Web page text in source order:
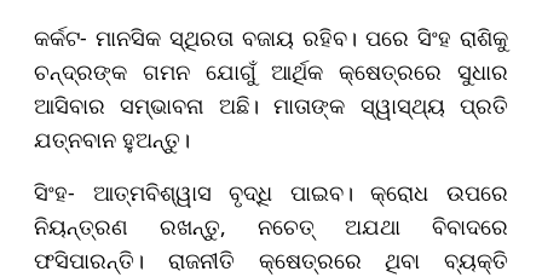
କର୍କଟ- ମାନସିକ ସ୍ଥିରତା ବଜାୟ ରହିବ। ପରେ ସିଂହ ରାଶିକୁ
ଚନ୍ଦ୍ରଙ୍କ ଗମନ ଯୋଗୁଁ ଆର୍ଥିକ କ୍ଷେତ୍ରରେ ସୁଧାର
ଆସିବାର ସମ୍ଭାବନା ଅଛି। ମାତାଙ୍କ ସ୍ୱାସ୍ଥ୍ୟ ପ୍ରତି
ଯତ୍ନବାନ ହୁଅନ୍ତୁ।
ସିଂହ- ଆତ୍ମବିଶ୍ୱାସ ବୃଦ୍ଧି ପାଇବ। କ୍ରୋଧ ଉପରେ
ନିୟନ୍ତ୍ରଣ ରଖନ୍ତୁ, ନଚେତ୍ ଅଯଥା ବିବାଦରେ
ଫସିପାରନ୍ତି। ରାଜନୀତି କ୍ଷେତ୍ରରେ ଥିବା ବ୍ୟକ୍ତି